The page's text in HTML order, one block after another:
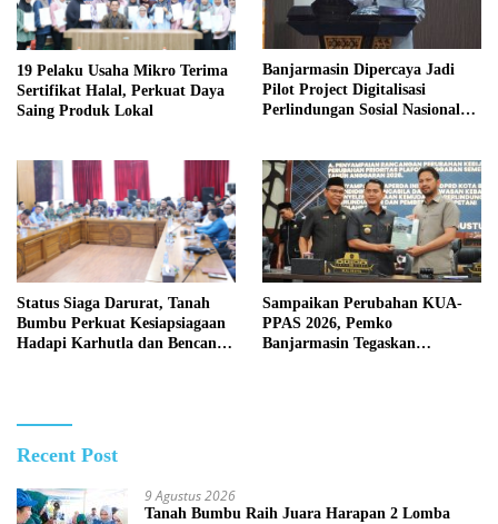
19 Pelaku Usaha Mikro Terima
Sertifikat Halal, Perkuat Daya
Saing Produk Lokal
Banjarmasin Dipercaya Jadi
Pilot Project Digitalisasi
Perlindungan Sosial Nasional
Status Siaga Darurat, Tanah
Bumbu Perkuat Kesiapsiagaan
Hadapi Karhutla dan Bencana
Sampaikan Perubahan KUA-
PPAS 2026, Pemko
Banjarmasin Tegaskan
Recent Post
9 Agustus 2026
Tanah Bumbu Raih Juara Harapan 2 Lomba